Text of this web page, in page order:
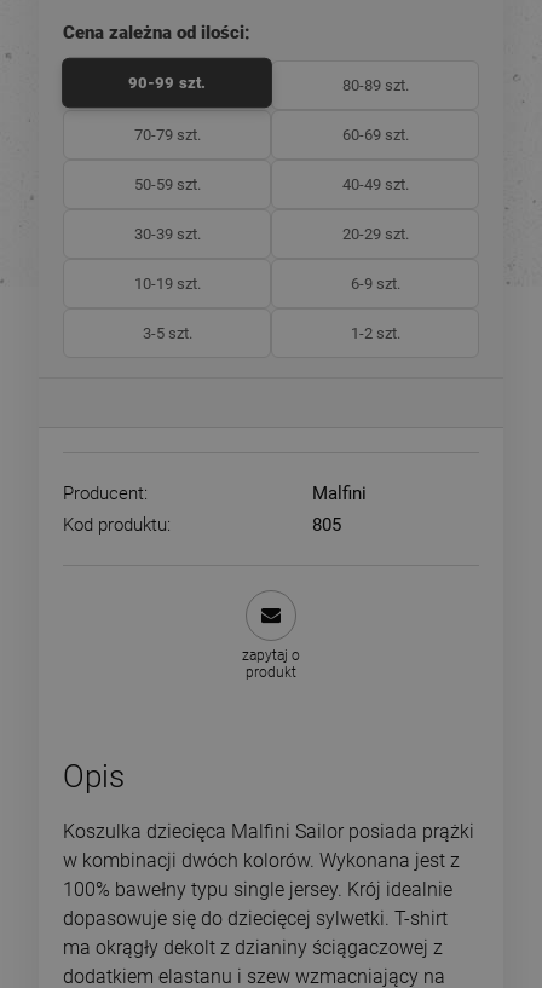
Cena zależna od ilości:
90-99 szt. 80-89 szt.
70-79 szt. 60-69 szt.
50-59 szt. 40-49 szt.
30-39 szt. 20-29 szt.
10-19 szt. 6-9 szt.
3-5 szt. 1-2 szt.
Producent:
Malfini
Kod produktu:
805
zapytaj o
produkt
Opis
Koszulka dziecięca Malfini Sailor posiada prążki
w kombinacji dwóch kolorów. Wykonana jest z
100% bawełny typu single jersey. Krój idealnie
dopasowuje się do dziecięcej sylwetki. T-shirt
ma okrągły dekolt z dzianiny ściągaczowej z
dodatkiem elastanu i szew wzmacniający na